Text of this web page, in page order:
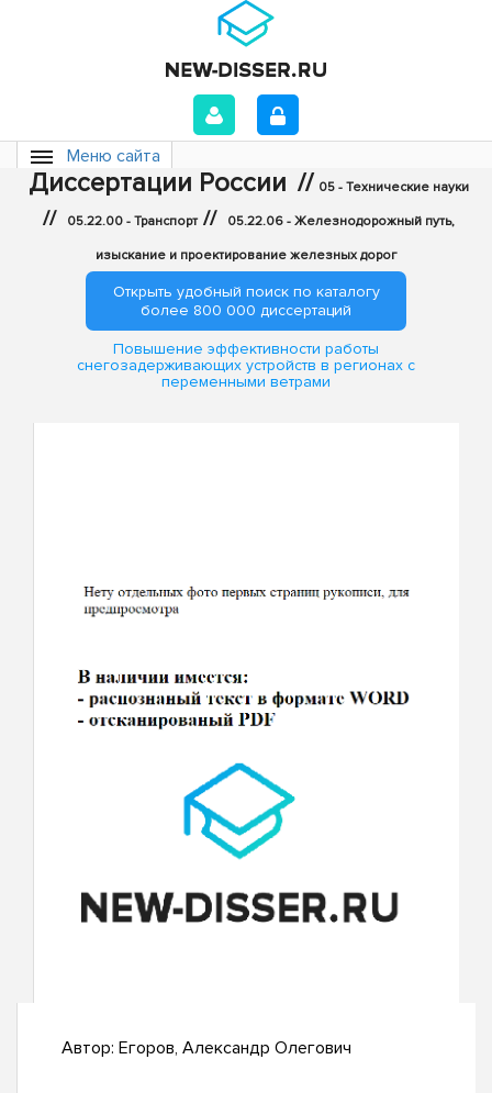
Меню сайта
Диссертации России // 05 - Технические науки
// 05.22.00 - Транспорт // 05.22.06 - Железнодорожный путь,
изыскание и проектирование железных дорог
Открыть удобный поиск по каталогу
более 800 000 диссертаций
Повышение эффективности работы
снегозадерживающих устройств в регионах с
переменными ветрами
Автор: Егоров, Александр Олегович